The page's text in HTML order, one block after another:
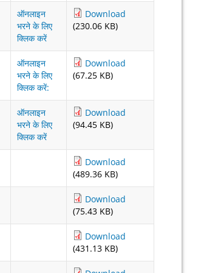
ऑनलाइन
भरने के लिए
क्लिक करें
Download
(230.06 KB)
ऑनलाइन
भरने के लिए
क्लिक करें:
Download
(67.25 KB)
ऑनलाइन
भरने के लिए
क्लिक करें
Download
(94.45 KB)
Download
(489.36 KB)
Download
(75.43 KB)
Download
(431.13 KB)